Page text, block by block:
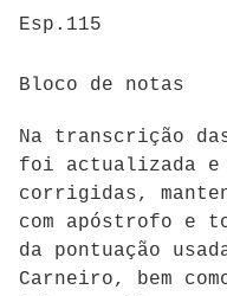
Esp.115
Bloco de notas
Na transcrição
foi actualizada e
corrigidas,
com apóstrofo e
da pontuação
Carneiro, bem